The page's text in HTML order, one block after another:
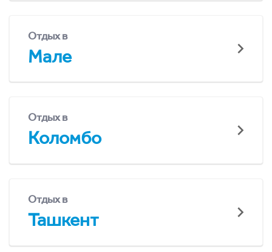
Отдых в
Мале
Отдых в
Коломбо
Отдых в
Ташкент